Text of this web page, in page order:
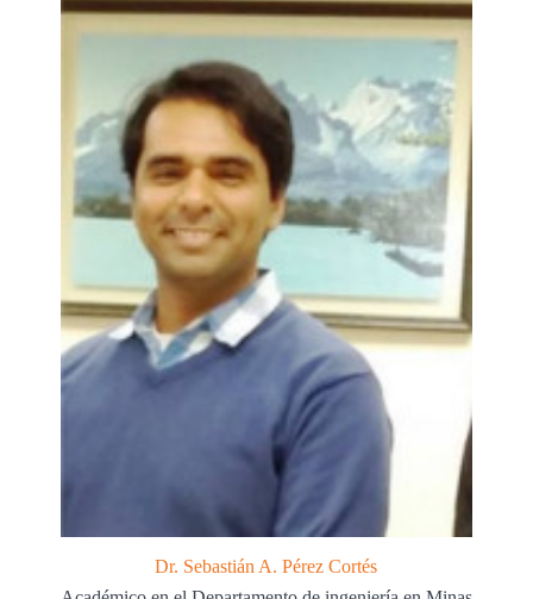
Dr. Sebastián A. Pérez Cortés